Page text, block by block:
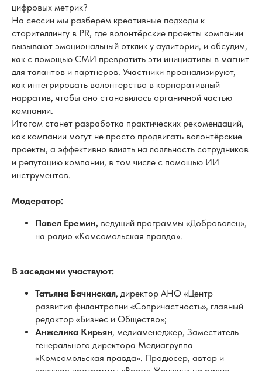
нарратив, чтобы оно становилось органичной частью
компании.
Итогом станет разработка практических рекомендаций,
как компании могут не просто продвигать волонтёрские
проекты, а эффективно влиять на лояльность сотрудников
и репутацию компании, в том числе с помощью ИИ
инструментов.
Модератор:
Павел Еремин,ведущий программы «Доброволец»,
на радио «Комсомольская правда».
Татьяна Бачинская
развития филантропии «Сопричастность», главный
редактор «Бизнес и Общество»;
«Комсомольская правда». Продюсер, автор и
«Комсомольская правда»;
Елена Киянова, управляющий по корпоративным
вопросам региона аффилированных компаний
ФМИ в России, Председатель НСКВ в Санкт-
Петербурге, Ленинградской, Калининградской,
Нижегородской областях и Республике Татарстан,